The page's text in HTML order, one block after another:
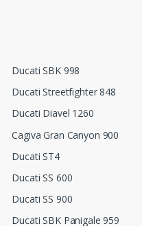
Ducati SBK 998
Ducati Streetfighter 848
Ducati Diavel 1260
Cagiva Gran Canyon 900
Ducati ST4
Ducati SS 600
Ducati SS 900
Ducati SBK Panigale 959